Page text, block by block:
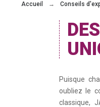
Accueil Conseils
Puisque
oubliez le
classique,